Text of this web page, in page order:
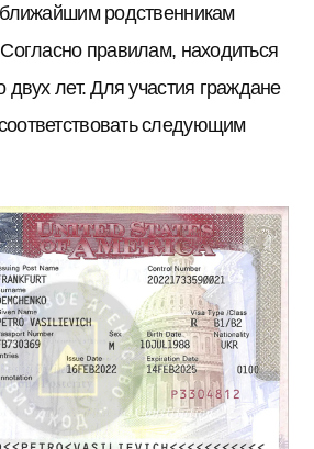
родственникам
правилам, находиться
двух лет. Для участия граждане
следующим